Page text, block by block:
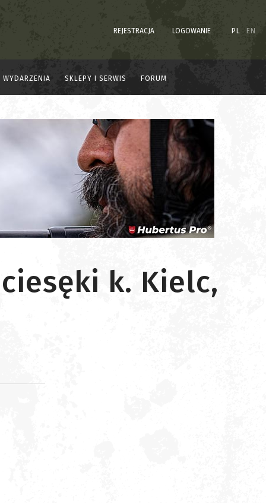
REJESTRACJA LOGOWANIE PL EN
WYDARZENIA SKLEPY I SERWIS FORUM
k. Kielc,